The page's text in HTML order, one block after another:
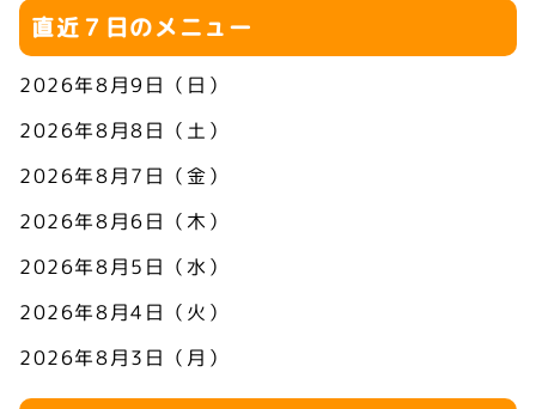
直近７日のメニュー
2026年8月9日（日）
2026年8月8日（土）
2026年8月7日（金）
2026年8月6日（木）
2026年8月5日（水）
2026年8月4日（火）
2026年8月3日（月）